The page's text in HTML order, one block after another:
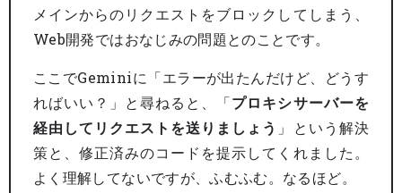
メインからのリクエストをブロックしてしまう、
Web開発ではおなじみの問題とのことです。
ここでGeminiに「エラーが出たんだけど、どうす
ればいい？」と尋ねると、「プロキシサーバーを
経由してリクエストを送りましょう 」という解決
策と、修正済みのコードを提示してくれました。
よく理解してないですが、ふむふむ。なるほど。